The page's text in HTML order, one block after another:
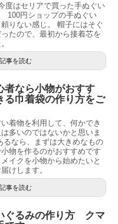
度はセリアで買った手ぬぐい
100円ショップの手ぬぐい
りない感じ。 帽子にはそぐ
たので、最初から接着芯を
記事を読む
者なら小物がおすす
巾着袋の作り方をご
着物を利用して、何かでき
多いのではないかと思いま
るなら、まずは大きめなもの
物を作るのがおすすめです
イクを小物から始めたいと
けします。
記事を読む
ぐるみの作り方 クマ